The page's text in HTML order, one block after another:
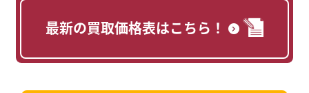
最新の買取価格表はこちら！